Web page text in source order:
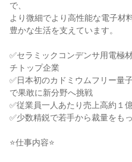
で、
より微細でより高性能な電子材
豊かな生活を支えています。
✅セラミックコンデンサ用電極
チトップ企業
✅日本初のカドミウムフリー量
で果敢に新分野へ挑戦
✅従業員一人あたり売上高約１
✅少数精鋭で若手から裁量をも
⭐仕事内容⭐